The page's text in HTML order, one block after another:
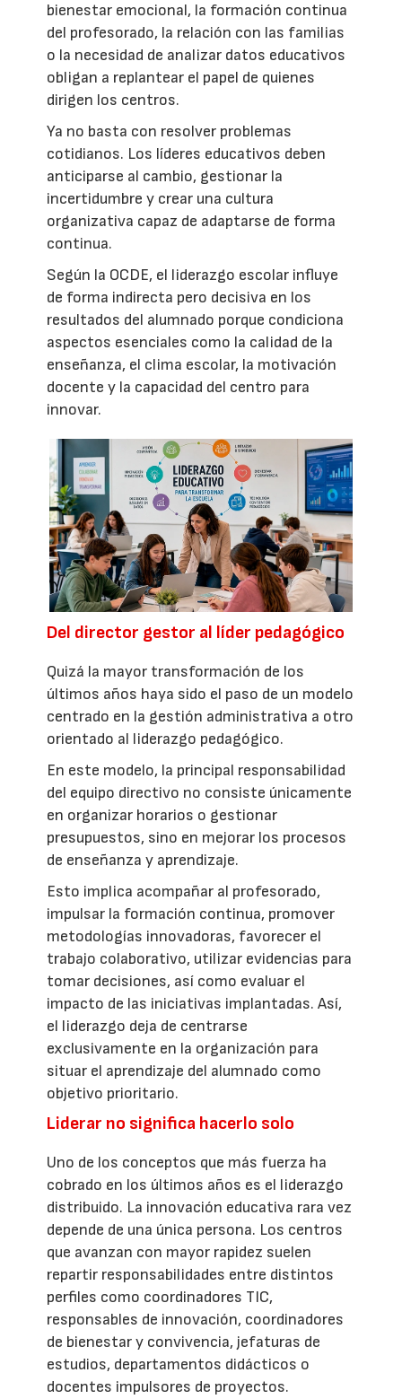
bienestar emocional, la formación continua
del profesorado, la relación con las familias
o la necesidad de analizar datos educativos
obligan a replantear el papel de quienes
dirigen los centros.
Ya no basta con resolver problemas
cotidianos. Los líderes educativos deben
anticiparse al cambio, gestionar la
incertidumbre y crear una cultura
organizativa capaz de adaptarse de forma
continua.
Según la OCDE, el liderazgo escolar influye
de forma indirecta pero decisiva en los
resultados del alumnado porque condiciona
aspectos esenciales como la calidad de la
enseñanza, el clima escolar, la motivación
docente y la capacidad del centro para
innovar.
Del director gestor al líder pedagógico
Quizá la mayor transformación de los
últimos años haya sido el paso de un modelo
centrado en la gestión administrativa a otro
orientado al liderazgo pedagógico.
En este modelo, la principal responsabilidad
del equipo directivo no consiste únicamente
en organizar horarios o gestionar
presupuestos, sino en mejorar los procesos
de enseñanza y aprendizaje.
Esto implica acompañar al profesorado,
impulsar la formación continua, promover
metodologías innovadoras, favorecer el
trabajo colaborativo, utilizar evidencias para
tomar decisiones, así como evaluar el
impacto de las iniciativas implantadas. Así,
el liderazgo deja de centrarse
exclusivamente en la organización para
situar el aprendizaje del alumnado como
objetivo prioritario.
Liderar no significa hacerlo solo
Uno de los conceptos que más fuerza ha
cobrado en los últimos años es el liderazgo
distribuido. La innovación educativa rara vez
depende de una única persona. Los centros
que avanzan con mayor rapidez suelen
repartir responsabilidades entre distintos
perfiles como coordinadores TIC,
responsables de innovación, coordinadores
de bienestar y convivencia, jefaturas de
estudios, departamentos didácticos o
docentes impulsores de proyectos.